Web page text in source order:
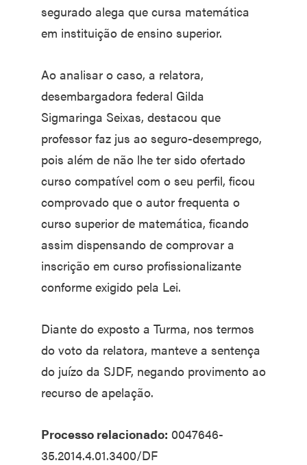
segurado alega que cursa matemática
em instituição de ensino superior.
Ao analisar o caso, a relatora,
desembargadora federal Gilda
Sigmaringa Seixas, destacou que
professor faz jus ao seguro-desemprego,
pois além de não lhe ter sido ofertado
curso compatível com o seu perfil, ficou
comprovado que o autor frequenta o
curso superior de matemática, ficando
assim dispensando de comprovar a
inscrição em curso profissionalizante
conforme exigido pela Lei.
Diante do exposto a Turma, nos termos
do voto da relatora, manteve a sentença
do juízo da SJDF, negando provimento ao
recurso de apelação.
Processo relacionado: 0047646-
35.2014.4.01.3400/DF